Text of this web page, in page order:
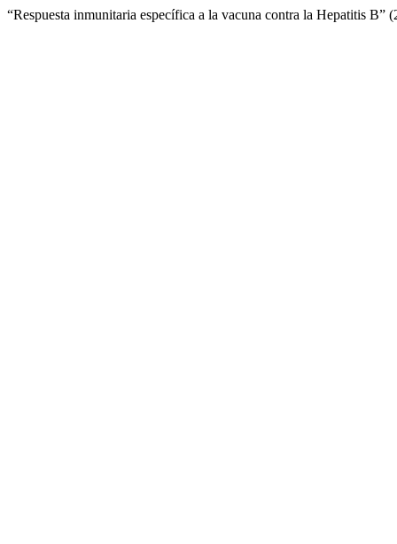
“Respuesta inmunitaria específica a la vacuna contra la Hepatitis B”